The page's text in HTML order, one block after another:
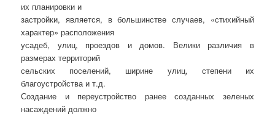
их планировки и
застройки, является, в большинстве случаев, «стихийный
характер» расположения
усадеб, улиц, проездов и домов. Велики различия в
размерах территорий
сельских поселений, ширине улиц, степени их
благоустройства и т.д.
Создание и переустройство ранее созданных зеленых
насаждений должно